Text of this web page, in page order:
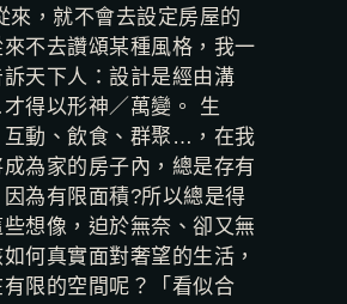
來，就不會去設定房屋的
不去讚頌某種風格，我一
天下人：設計是經由溝
得以形神／萬變。 生
互動、飲食、群聚…，在我
為家的房子內，總是存有
為有限面積?所以總是得
想像，迫於無奈、卻又無
何真實面對奢望的生活，
限的空間呢？「看似合